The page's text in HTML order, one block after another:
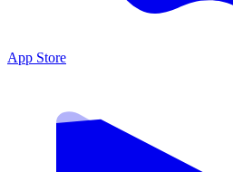
App Store